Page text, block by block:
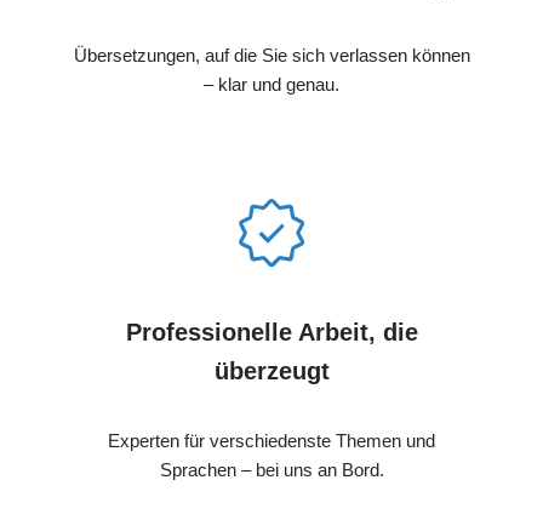
Übersetzungen, auf die Sie sich verlassen können
– klar und genau.
Professionelle Arbeit, die
überzeugt
Experten für verschiedenste Themen und
Sprachen – bei uns an Bord.